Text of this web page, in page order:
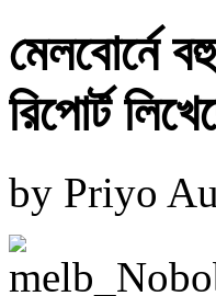
মেলবোর্নে
রিপোর্ট
by Priyo